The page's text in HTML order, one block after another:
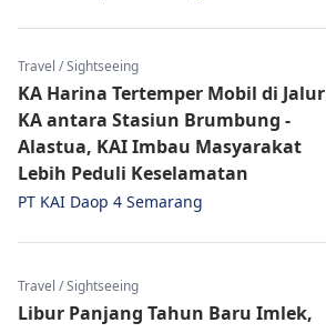
Travel / Sightseeing
KA Harina Tertemper Mobil di Jalur
KA antara Stasiun Brumbung -
Alastua, KAI Imbau Masyarakat
Lebih Peduli Keselamatan
PT KAI Daop 4 Semarang
Travel / Sightseeing
Libur Panjang Tahun Baru Imlek,